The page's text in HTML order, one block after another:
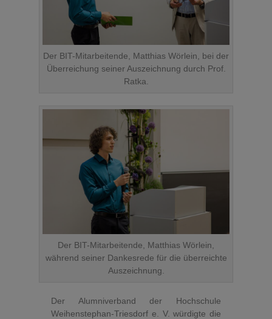
Der BIT-Mitarbeitende, Matthias Wörlein, bei der
Überreichung seiner Auszeichnung durch Prof.
Ratka.
Der BIT-Mitarbeitende, Matthias Wörlein,
während seiner Dankesrede für die überreichte
Auszeichnung.
Der Alumniverband der Hochschule
Weihenstephan-Triesdorf e. V. würdigte die